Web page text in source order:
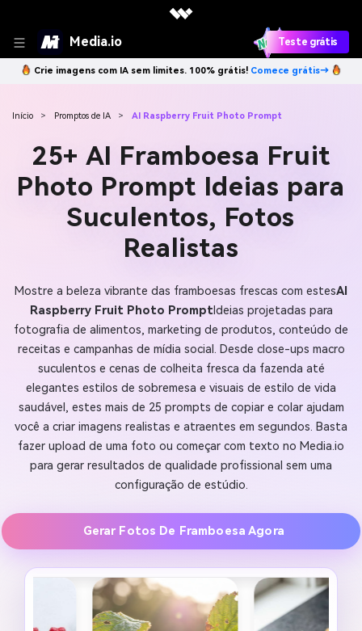
Media.io Teste grátis
Crie imagens com IA sem limites. 100% grátis! Comece grátis→
Início > Promptos de IA > AI Raspberry Fruit Photo Prompt
25+ AI Framboesa Fruit
Photo Prompt Ideias para
Suculentos, Fotos
Realistas
Mostre a beleza vibrante das framboesas frescas com estesAI
Raspberry Fruit Photo PromptIdeias projetadas para
fotografia de alimentos, marketing de produtos, conteúdo de
receitas e campanhas de mídia social. Desde close-ups macro
suculentos e cenas de colheita fresca da fazenda até
elegantes estilos de sobremesa e visuais de estilo de vida
saudável, estes mais de 25 prompts de copiar e colar ajudam
você a criar imagens realistas e atraentes em segundos. Basta
fazer upload de uma foto ou começar com texto no Media.io
para gerar resultados de qualidade profissional sem uma
configuração de estúdio.
Gerar Fotos De Framboesa Agora